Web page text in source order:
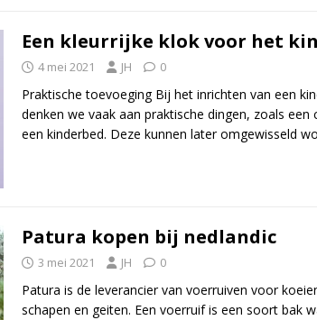
Een kleurrijke klok voor het
4 mei 2021 JH 0
Praktische toevoeging Bij het inrichten van een
denken we vaak aan praktische dingen, zoals een
een kinderbed. Deze kunnen later omgewisseld
Patura kopen bij nedlandic
3 mei 2021 JH 0
Patura is de leverancier van voerruiven voor
schapen en geiten. Een voerruif is een soort bak